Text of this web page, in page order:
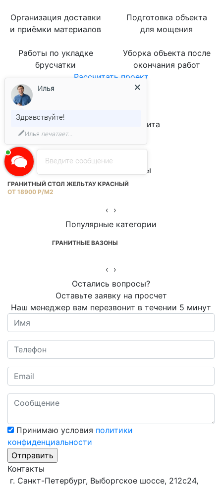
Организация доставки
и приёмки материалов
Подготовка объекта
для мощения
Работы по укладке
брусчатки
Уборка объекта после
окончания работ
Рассчитать проект
Наши клиенты
Месторождения гранита
Мансуровский
Популярные товары
ГРАНИТНЫЙ СТОЛ ЖЕЛЬТАУ КРАСНЫЙ
ОТ 18900 Р/М2
‹ ›
Популярные категории
ГРАНИТНЫЕ ВАЗОНЫ
‹ ›
Остались вопросы?
Оставьте заявку на просчет
Наш менеджер вам перезвонит в течении 5 минут
Принимаю условия политики
конфиденциальности
Контакты
г. Санкт-Петербург, Выборгское шоссе, 212с24,
Введите сообщение
Илья
Здравствуйте!
Илья печатает...